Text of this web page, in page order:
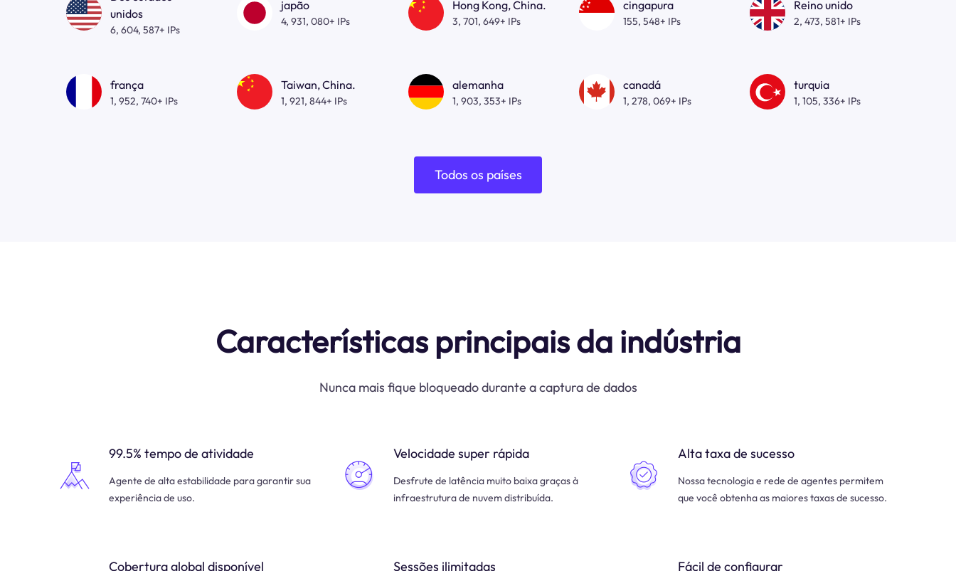
unidos
6, 604, 587+ IPs
japão
4, 931, 080+ IPs
Hong Kong, China.
3, 701, 649+ IPs
cingapura
155, 548+ IPs
Reino unido
2, 473, 581+ IPs
frança
1, 952, 740+ IPs
Taiwan, China.
1, 921, 844+ IPs
alemanha
1, 903, 353+ IPs
canadá
1, 278, 069+ IPs
turquia
1, 105, 336+ IPs
Todos os países
Características principais da indústria
Nunca mais fique bloqueado durante a captura de dados
99.5% tempo de atividade
Agente de alta estabilidade para garantir sua
experiência de uso.
Velocidade super rápida
Desfrute de latência muito baixa graças à
infraestrutura de nuvem distribuída.
Alta taxa de sucesso
Nossa tecnologia e rede de agentes permitem
que você obtenha as maiores taxas de sucesso.
Cobertura global disponível Sessões ilimitadas Fácil de configurar